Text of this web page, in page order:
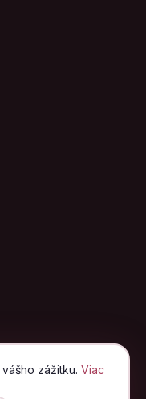
zážitku. Viac